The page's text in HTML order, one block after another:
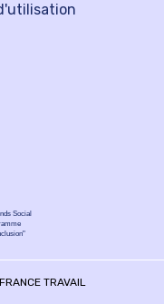
Social
TRAVAIL